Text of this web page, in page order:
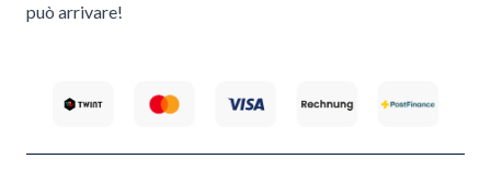
può arrivare!